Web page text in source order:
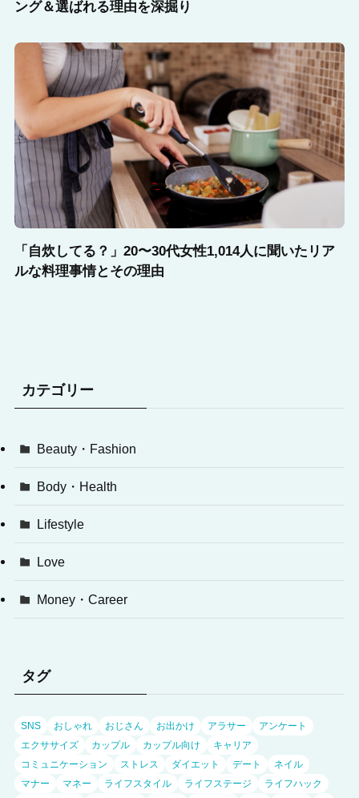
ング＆選ばれる理由を深掘り
「自炊してる？」20〜30代女性1,014人に聞いたリア
ルな料理事情とその理由
カテゴリー
Beauty・Fashion
Body・Health
Lifestyle
Love
Money・Career
タグ
SNS おしゃれ おじさん お出かけ アラサー
アンケート
エクササイズ
カップル カップル向け
キャリア
コミュニケーション
ストレス ダイエット デート
ネイル
マナー
マネー ライフスタイル ライフステージ
ライフハック